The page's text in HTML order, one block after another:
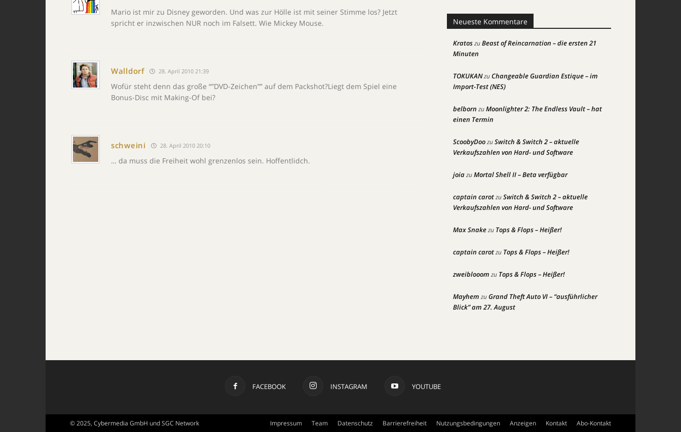
Mario ist mir zu Disney geworden. Und was zur Hölle ist mit seiner Stimme los? Jetzt
spricht er inzwischen NUR noch im Falsett. Wie Mickey Mouse.
Walldorf 28. April 2010 21:39
Wofür steht denn das große “”DVD-Zeichen”” auf dem Packshot?Liegt dem Spiel eine
Bonus-Disc mit Making-Of bei?
schweini 28. April 2010 20:10
… da muss die Freiheit wohl grenzenlos sein. Hoffentlidch.
Neueste Kommentare
KratoszuBeast of Reincarnation – die ersten 21
Minuten
TOKUKANzuChangeable Guardian Estique – im
Import-Test (NES)
belborn zuMoonlighter 2: The Endless Vault – hat
einen Termin
ScoobyDoozuSwitch & Switch 2 – aktuelle
Verkaufszahlen von Hard- und Software
joiazuMortal Shell II – Beta verfügbar
captain carotzuSwitch & Switch 2 – aktuelle
Verkaufszahlen von Hard- und Software
Max Snakezu Tops & Flops – Heißer!
captain carotzu Tops & Flops – Heißer!
zweiblooom zu Tops & Flops – Heißer!
Mayhem zuGrand Theft Auto VI – “ausführlicher
Blick” am 27. August
FACEBOOK INSTAGRAM YOUTUBE
Impressum Team Datenschutz Barrierefreiheit Nutzungsbedingungen Anzeigen Kontakt Abo-Kontakt
© 2025, Cybermedia GmbH und SGC Network